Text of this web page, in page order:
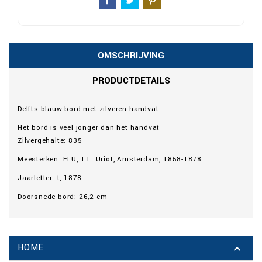
OMSCHRIJVING
PRODUCTDETAILS
Delfts blauw bord met zilveren handvat
Het bord is veel jonger dan het handvat
Zilvergehalte: 835
Meesterken: ELU, T.L. Uriot, Amsterdam, 1858-1878
Jaarletter: t, 1878
Doorsnede bord: 26,2 cm
HOME 